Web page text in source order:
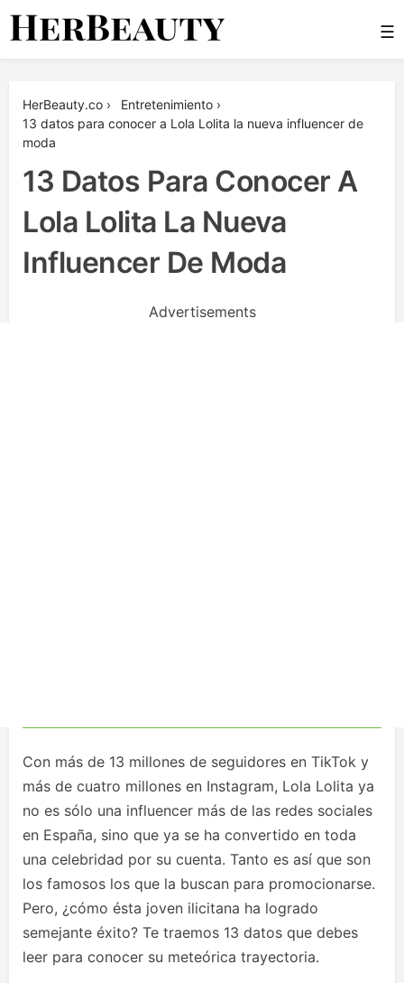
Skip
☰
HerBeauty.co › Entretenimiento ›
13 datos para conocer a Lola Lolita la nueva influencer de
moda
13 Datos Para Conocer A
Lola Lolita La Nueva
Influencer De Moda
Advertisements
Con más de 13 millones de seguidores en TikTok y
más de cuatro millones en Instagram, Lola Lolita ya
no es sólo una influencer más de las redes sociales
en España, sino que ya se ha convertido en toda
una celebridad por su cuenta. Tanto es así que son
los famosos los que la buscan para promocionarse.
Pero, ¿cómo ésta joven ilicitana ha logrado
semejante éxito? Te traemos 13 datos que debes
leer para conocer su meteórica trayectoria.